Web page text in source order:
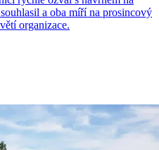
a oba míří na prosincový
organizace.